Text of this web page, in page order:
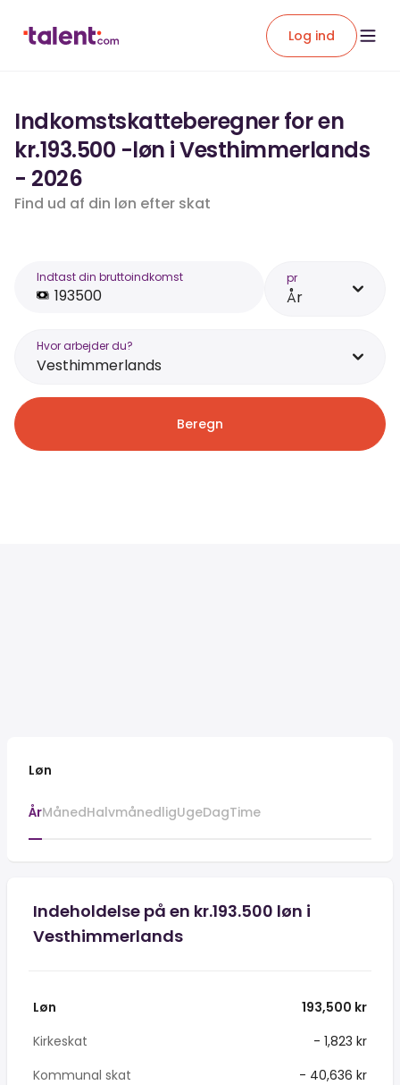
Log ind
Indkomstskatteberegner for en
kr.193.500 -løn i Vesthimmerlands
- 2026
Find ud af din løn efter skat
Indtast din bruttoindkomst pr
År
Hvor arbejder du?
Vesthimmerlands
Beregn
Løn
ÅrMånedHalvmånedligUgeDagTime
Indeholdelse på en kr.193.500 løn i
Vesthimmerlands
Løn
193,500 kr
Kirkeskat
- 1,823 kr
Kommunal skat
- 40,636 kr